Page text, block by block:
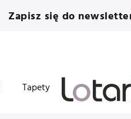
Zapisz się do
Tapety